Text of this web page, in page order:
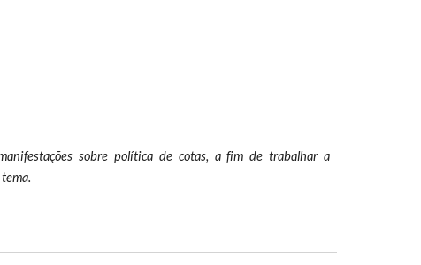
sobre política de cotas, a fim de trabalhar a